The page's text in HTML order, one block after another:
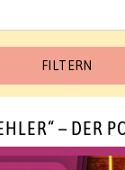
– DER